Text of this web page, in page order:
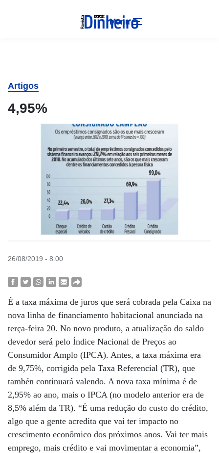
Menu
Artigos
4,95%
26/08/2019 - 8:00
É a taxa máxima de juros que será cobrada pela Caixa na
nova linha de financiamento habitacional anunciada na
terça-feira 20. No novo produto, a atualização do saldo
devedor será pelo Índice Nacional de Preços ao
Consumidor Amplo (IPCA). Antes, a taxa máxima era
de 9,75%, corrigida pela Taxa Referencial (TR), que
tambén continuará valendo. A nova taxa mínima é de
2,95% ao ano, mais o IPCA (no modelo anterior era de
8,5% além da TR). “É uma redução do custo do crédito,
algo que a gente acredita que vai ter impacto no
crescimento econômico dos próximos anos. Vai ter mais
emprego, mais crédito e vai movimentar a economia”,